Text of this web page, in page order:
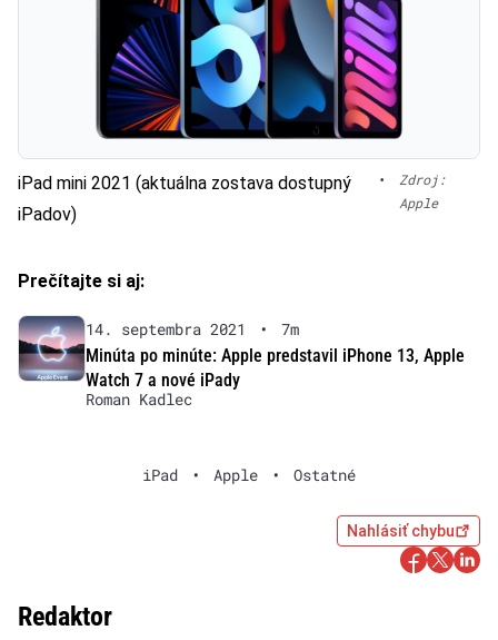
iPad mini 2021 (aktuálna zostava dostupný
iPadov)
•
Zdroj:
Apple
Prečítajte si aj:
14. septembra 2021 •
7m
Minúta po minúte: Apple predstavil iPhone 13, Apple
Watch 7 a nové iPady
Roman Kadlec
iPad • Apple • Ostatné
Nahlásiť chybu
Redaktor